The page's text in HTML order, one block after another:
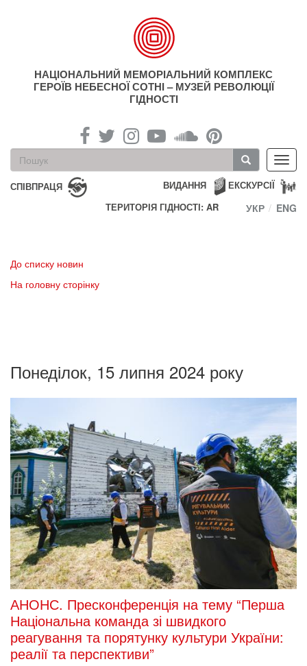
НАЦІОНАЛЬНИЙ МЕМОРІАЛЬНИЙ КОМПЛЕКС
ГЕРОЇВ НЕБЕСНОЇ СОТНІ – МУЗЕЙ РЕВОЛЮЦІЇ
ГІДНОСТІ
Пошукова
форма
Пошук
СПІВПРАЦЯ ЕКСКУРСІЇ
ВИДАННЯ
ТЕРИТОРІЯ ГІДНОСТІ: AR
УКР ENG
До списку новин
На головну сторінку
Понеділок, 15 липня 2024 року
АНОНС. Пресконференція на тему “Перша
Національна команда зі швидкого
реагування та порятунку культури України:
реалії та перспективи”